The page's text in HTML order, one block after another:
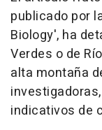
publicado por
Biology', ha
Verdes o de
alta montaña
indicativos de